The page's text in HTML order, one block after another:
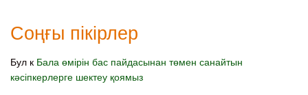
Соңғы пікірлер
Бул к Бала өмірін бас пайдасынан төмен санайтын
кәсіпкерлерге шектеу қоямыз